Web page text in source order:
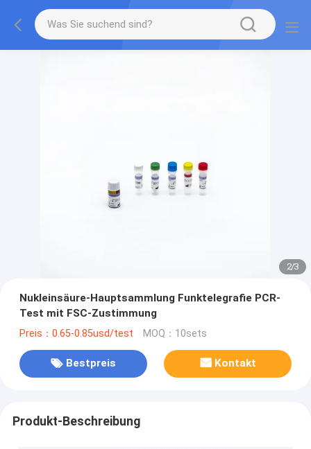
2/3
Nukleinsäure-Hauptsammlung Funktelegrafie PCR-
Test mit FSC-Zustimmung
Preis：0.65-0.85usd/test MOQ：10sets
Bestpreis Kontakt
Produkt-Beschreibung